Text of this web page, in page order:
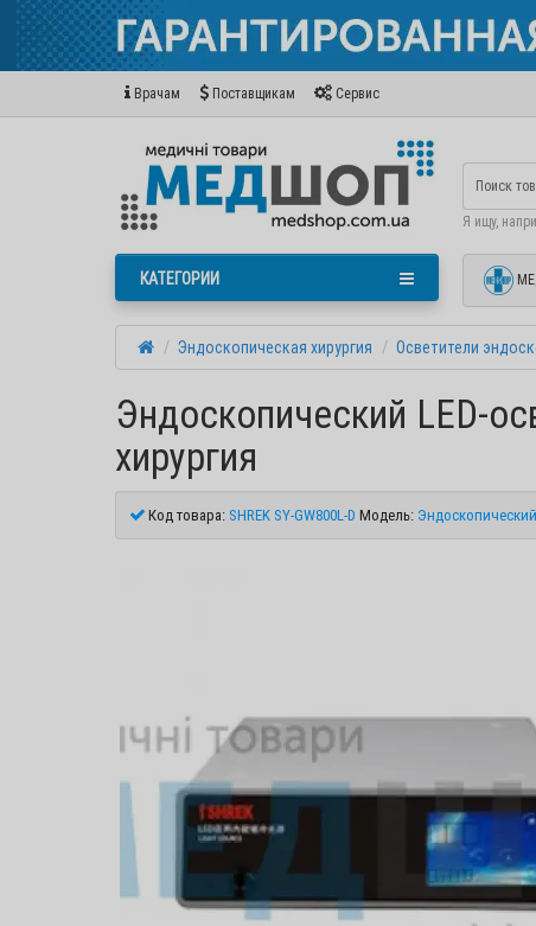
Врачам Поставщикам Сервис
Я ищу,
КАТЕГОРИИ
Эндоскопическая хирургия Осветители
Эндоскопический LED-
хирургия
Код товара: SHREK SY-GW800L-D Модель: Эндоскопический